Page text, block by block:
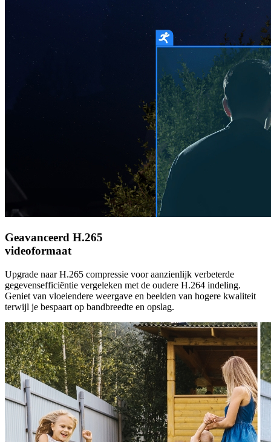
Geavanceerd H.265
videoformaat
Upgrade naar H.265 compressie voor aanzienlijk verbeterde
gegevensefficiëntie vergeleken met de oudere H.264 indeling.
Geniet van vloeiendere weergave en beelden van hogere kwaliteit
terwijl je bespaart op bandbreedte en opslag.